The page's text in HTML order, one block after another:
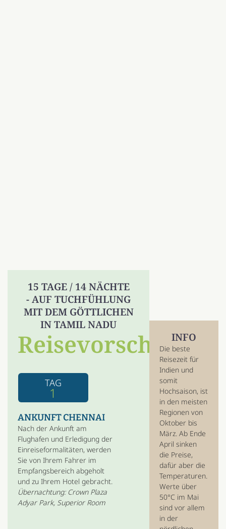
15 TAGE / 14 NÄCHTE
- AUF TUCHFÜHLUNG
MIT DEM GÖTTLICHEN
IN TAMIL NADU
Reisevorschlag
TAG
1
ANKUNFT CHENNAI
Nach der Ankunft am
Flughafen und Erledigung der
Einreiseformalitäten, werden
Sie von Ihrem Fahrer im
Empfangsbereich abgeholt
und zu Ihrem Hotel gebracht.
Übernachtung: Crown Plaza
Adyar Park, Superior Room
INFO
Die beste
Reisezeit für
Indien und
somit
Hochsaison, ist
in den meisten
Regionen von
Oktober bis
März. Ab Ende
April sinken
die Preise,
dafür aber die
Temperaturen.
Werte über
50°C im Mai
sind vor allem
in der